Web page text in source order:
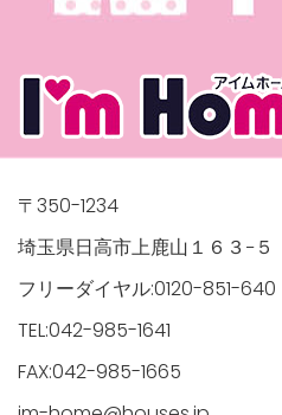
manager/wp-
top-
〒350-1234
埼玉県日高市上鹿山１６３−５
フリーダイヤル:0120-851-640
TEL:042-985-1641
FAX:042-985-1665